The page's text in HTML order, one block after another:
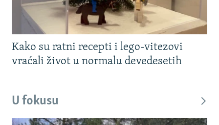
Kako su ratni recepti i lego-vitezovi
vraćali život u normalu devedesetih
U fokusu